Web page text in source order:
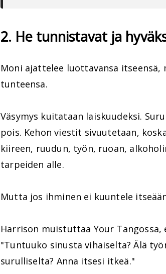
2. He tunnistavat ja
Moni ajattelee luottavansa
tunteensa.
Väsymys kuitataan laiskuudeksi.
pois. Kehon viestit sivuutetaan,
kiireen, ruudun, työn, ruoan,
tarpeiden alle.
Mutta jos ihminen ei kuuntele
Harrison muistuttaa Your
"Tuntuuko sinusta vihaiselta? Älä
surulliselta? Anna itsesi itkeä."